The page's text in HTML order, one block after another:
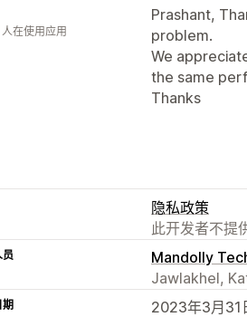
Prashant,
problem.
We
the same
Thanks
在使用应用
隐私政策
此开发者不提
Mandolly
Jawlakhel,
2023年3月31